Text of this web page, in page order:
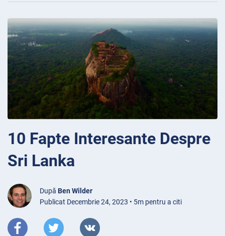
10 Fapte Interesante Despre
Sri Lanka
După Ben Wilder
Publicat Decembrie 24, 2023 • 5m pentru a citi